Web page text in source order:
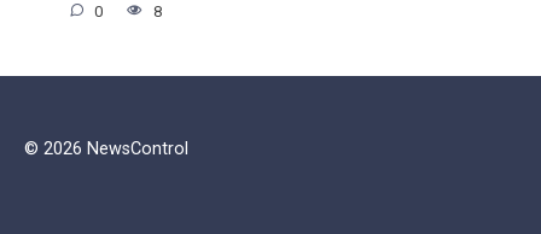
0 8
© 2026 NewsControl